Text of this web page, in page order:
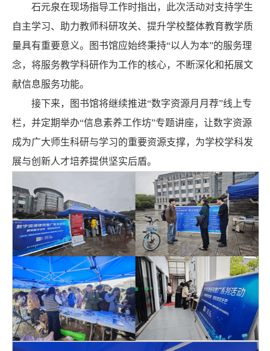
石元泉在现场指导工作时指出，此次活动对支持学生
自主学习、助力教师科研攻关、提升学校整体教育教学质
量具有重要意义。图书馆应始终秉持“以人为本”的服务理
念，将服务教学科研作为工作的核心，不断深化和拓展文
献信息服务功能。
接下来，图书馆将继续推进“数字资源月月荐”线上专
栏，并定期举办“信息素养工作坊”专题讲座，让数字资源
成为广大师生科研与学习的重要资源支撑，为学校学科发
展与创新人才培养提供坚实后盾。